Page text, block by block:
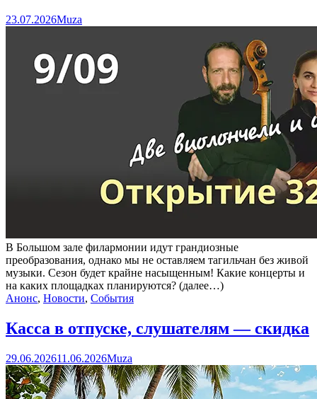
23.07.2026Muza
В Большом зале филармонии идут грандиозные
преобразования, однако мы не оставляем тагильчан без живой
музыки. Сезон будет крайне насыщенным! Какие концерты и
на каких площадках планируются? (далее…)
Анонс, Новости, События
Касса в отпуске, слушателям — скидка
29.06.202611.06.2026Muza